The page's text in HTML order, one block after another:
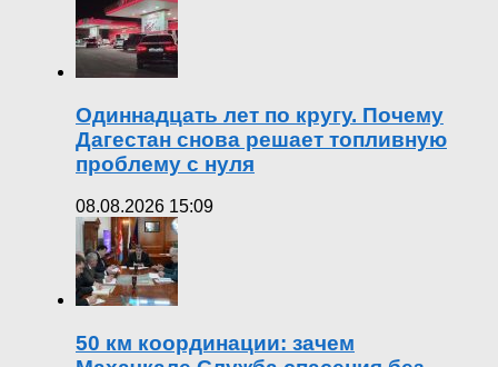
Одиннадцать лет по кругу. Почему
Дагестан снова решает топливную
проблему с нуля
08.08.2026 15:09
50 км координации: зачем